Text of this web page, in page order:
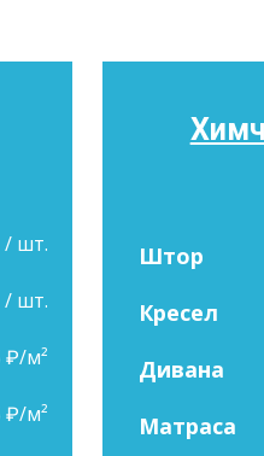
/ шт.
/ шт.
₽/м²
₽/м²
Штор
Кресел
Дивана
Матраса